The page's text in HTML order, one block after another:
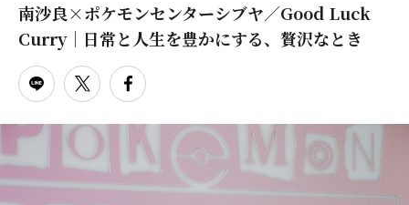
特集
TAX FREE
DELIVERY SERVICES
PARCOメンバーズ
オンラインストア
リクルート
南沙良×ポケモンセンターシブヤ／Good Luck
Curry｜日常と人生を豊かにする、贅沢なとき